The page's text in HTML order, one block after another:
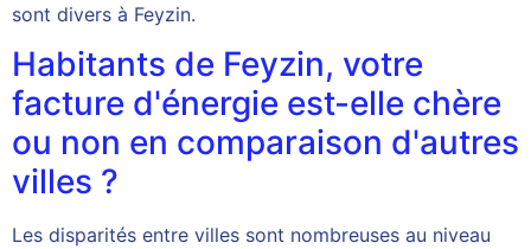
sont divers à Feyzin.
Habitants de Feyzin, votre
facture d'énergie est-elle chère
ou non en comparaison d'autres
villes ?
Les disparités entre villes sont nombreuses au niveau